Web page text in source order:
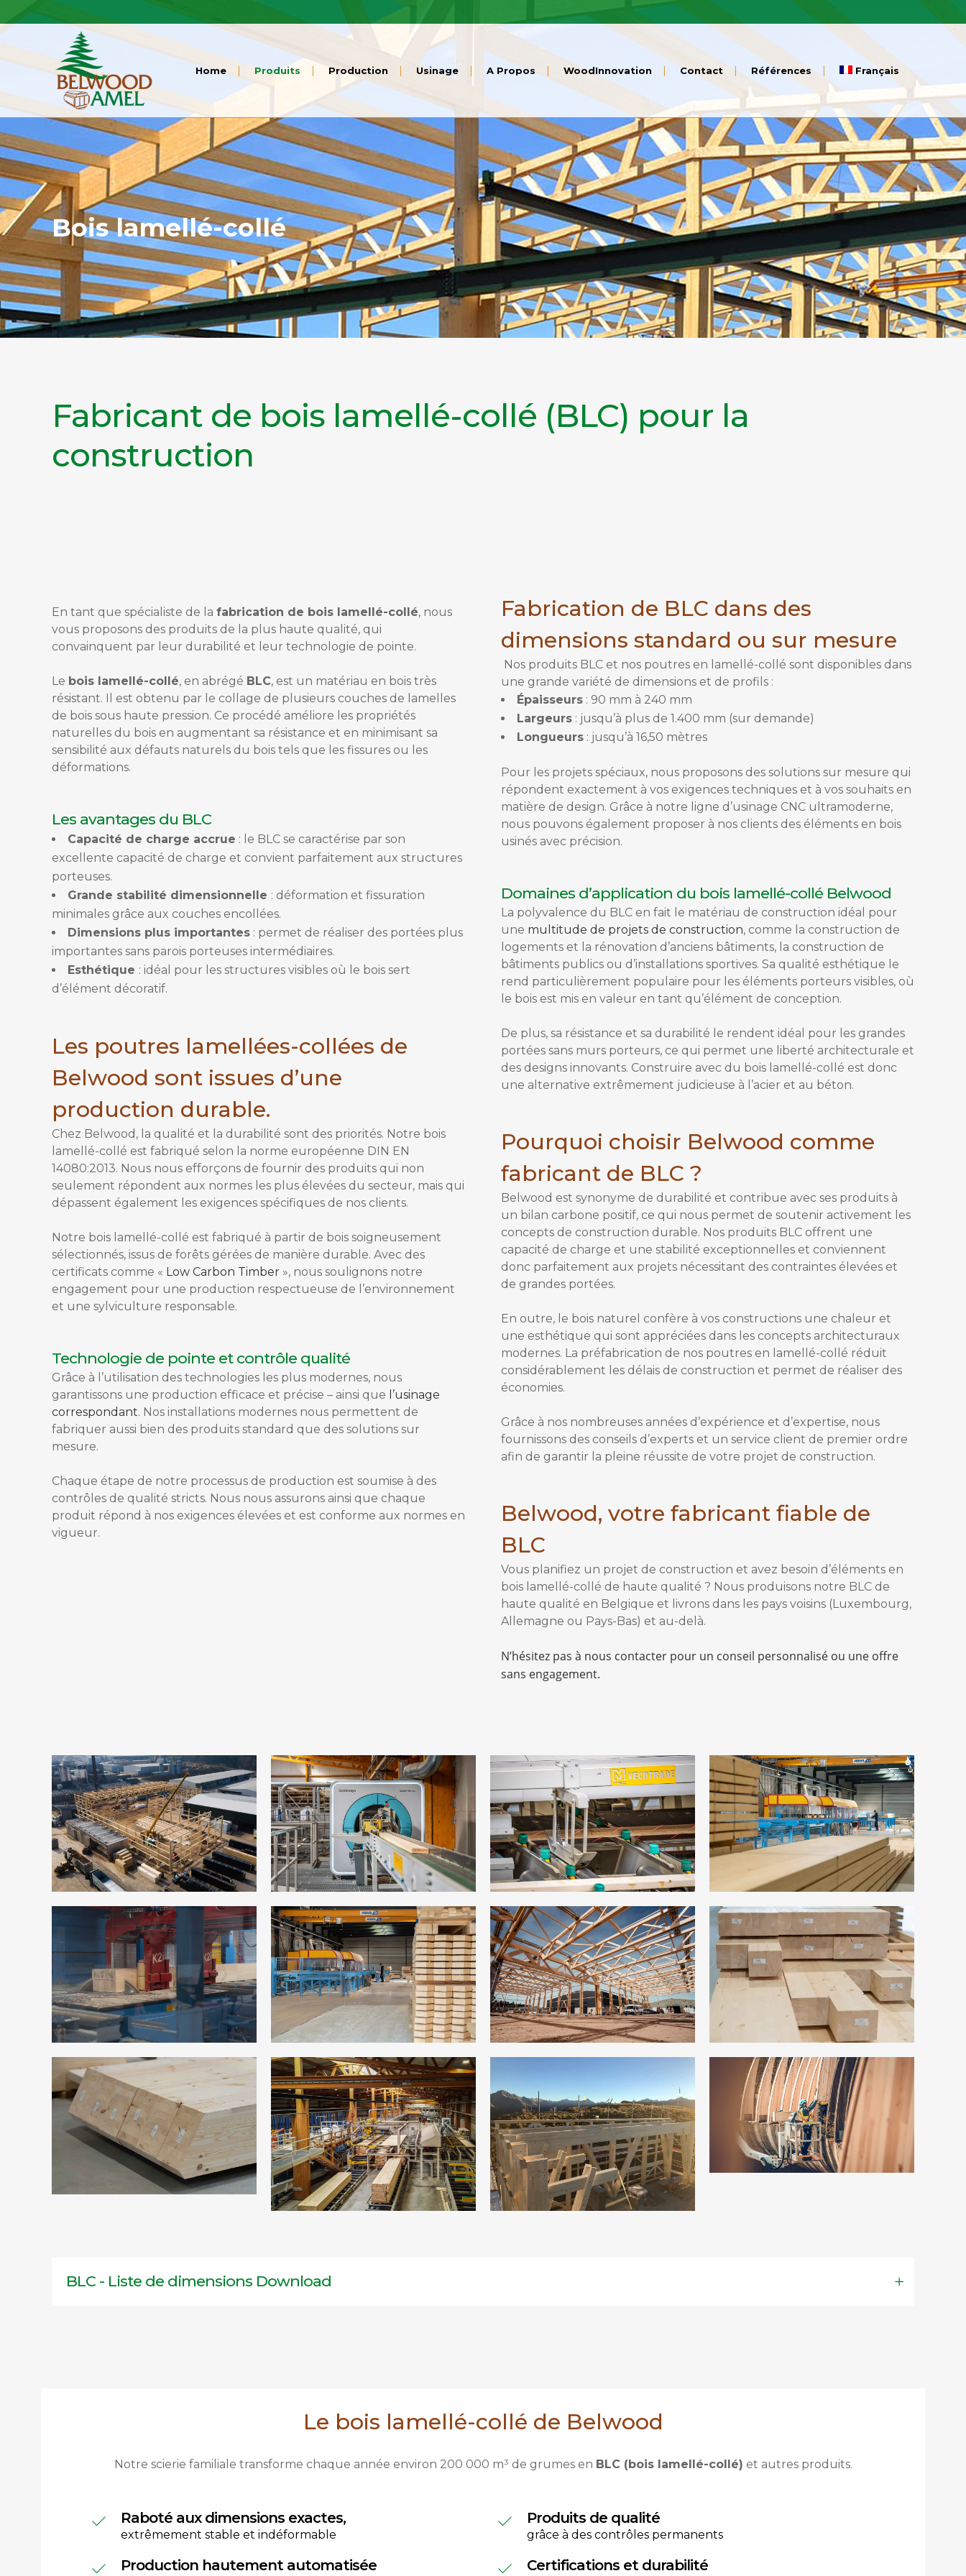
Home Produits Production Usinage A Propos WoodInnovation Contact Références Français
Bois lamellé-collé
Fabricant de bois lamellé-collé (BLC) pour la
construction
En tant que spécialiste de la fabrication de bois lamellé-collé, nous
vous proposons des produits de la plus haute qualité, qui
convainquent par leur durabilité et leur technologie de pointe.
Le bois lamellé-collé, en abrégé BLC, est un matériau en bois très
résistant. Il est obtenu par le collage de plusieurs couches de lamelles
de bois sous haute pression. Ce procédé améliore les propriétés
naturelles du bois en augmentant sa résistance et en minimisant sa
sensibilité aux défauts naturels du bois tels que les fissures ou les
déformations.
Les avantages du BLC
Capacité de charge accrue : le BLC se caractérise par son
excellente capacité de charge et convient parfaitement aux structures
porteuses.
Grande stabilité dimensionnelle : déformation et fissuration
minimales grâce aux couches encollées.
Dimensions plus importantes : permet de réaliser des portées plus
importantes sans parois porteuses intermédiaires.
Esthétique : idéal pour les structures visibles où le bois sert
d’élément décoratif.
Les poutres lamellées-collées de
Belwood sont issues d’une
production durable.
Chez Belwood, la qualité et la durabilité sont des priorités. Notre bois
lamellé-collé est fabriqué selon la norme européenne DIN EN
14080:2013. Nous nous efforçons de fournir des produits qui non
seulement répondent aux normes les plus élevées du secteur, mais qui
dépassent également les exigences spécifiques de nos clients.
Notre bois lamellé-collé est fabriqué à partir de bois soigneusement
sélectionnés, issus de forêts gérées de manière durable. Avec des
certificats comme « Low Carbon Timber », nous soulignons notre
engagement pour une production respectueuse de l’environnement
et une sylviculture responsable.
Technologie de pointe et contrôle qualité
Grâce à l’utilisation des technologies les plus modernes, nous
garantissons une production efficace et précise – ainsi que l’usinage
correspondant. Nos installations modernes nous permettent de
fabriquer aussi bien des produits standard que des solutions sur
mesure.
Chaque étape de notre processus de production est soumise à des
contrôles de qualité stricts. Nous nous assurons ainsi que chaque
produit répond à nos exigences élevées et est conforme aux normes en
vigueur.
Fabrication de BLC dans des
dimensions standard ou sur mesure
Nos produits BLC et nos poutres en lamellé-collé sont disponibles dans
une grande variété de dimensions et de profils :
Épaisseurs : 90 mm à 240 mm
Largeurs : jusqu’à plus de 1.400 mm (sur demande)
Longueurs : jusqu’à 16,50 mètres
Pour les projets spéciaux, nous proposons des solutions sur mesure qui
répondent exactement à vos exigences techniques et à vos souhaits en
matière de design. Grâce à notre ligne d’usinage CNC ultramoderne,
nous pouvons également proposer à nos clients des éléments en bois
usinés avec précision.
Domaines d’application du bois lamellé-collé Belwood
La polyvalence du BLC en fait le matériau de construction idéal pour
une multitude de projets de construction, comme la construction de
logements et la rénovation d’anciens bâtiments, la construction de
bâtiments publics ou d’installations sportives. Sa qualité esthétique le
rend particulièrement populaire pour les éléments porteurs visibles, où
le bois est mis en valeur en tant qu’élément de conception.
De plus, sa résistance et sa durabilité le rendent idéal pour les grandes
portées sans murs porteurs, ce qui permet une liberté architecturale et
des designs innovants. Construire avec du bois lamellé-collé est donc
une alternative extrêmement judicieuse à l’acier et au béton.
Pourquoi choisir Belwood comme
fabricant de BLC ?
Belwood est synonyme de durabilité et contribue avec ses produits à
un bilan carbone positif, ce qui nous permet de soutenir activement les
concepts de construction durable. Nos produits BLC offrent une
capacité de charge et une stabilité exceptionnelles et conviennent
donc parfaitement aux projets nécessitant des contraintes élevées et
de grandes portées.
En outre, le bois naturel confère à vos constructions une chaleur et
une esthétique qui sont appréciées dans les concepts architecturaux
modernes. La préfabrication de nos poutres en lamellé-collé réduit
considérablement les délais de construction et permet de réaliser des
économies.
Grâce à nos nombreuses années d’expérience et d’expertise, nous
fournissons des conseils d’experts et un service client de premier ordre
afin de garantir la pleine réussite de votre projet de construction.
Belwood, votre fabricant fiable de
BLC
Vous planifiez un projet de construction et avez besoin d’éléments en
bois lamellé-collé de haute qualité ? Nous produisons notre BLC de
haute qualité en Belgique et livrons dans les pays voisins (Luxembourg,
Allemagne ou Pays-Bas) et au-delà.
N’hésitez pas à nous contacter pour un conseil personnalisé ou une offre
sans engagement.
BLC - Liste de dimensions Download
Le bois lamellé-collé de Belwood
Notre scierie familiale transforme chaque année environ 200 000 m³ de grumes en BLC (bois lamellé-collé) et autres produits.
Raboté aux dimensions exactes,
extrêmement stable et indéformable
Production hautement automatisée
Produits de qualité
grâce à des contrôles permanents
Certifications et durabilité